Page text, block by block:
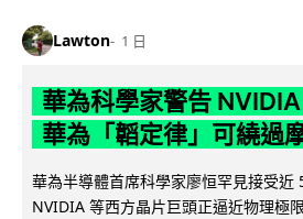
Lawton 1 日
華為科學家警告
華為「韜定律」可繞過
華為半導體首席科學家廖恒罕見接受近
NVIDIA 等西方晶片巨頭正逼近物理極